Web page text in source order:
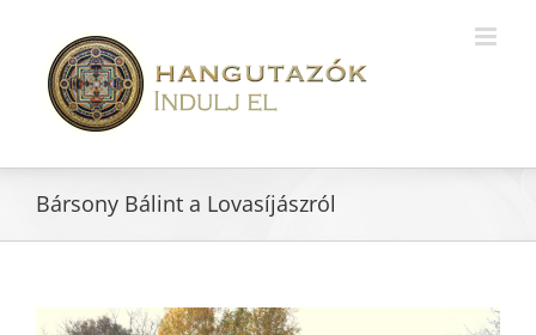
Bársony Bálint a Lovasíjászról
View